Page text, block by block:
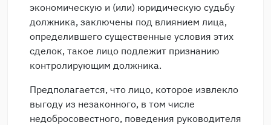
экономическую и (или) юридическую судьбу
должника, заключены под влиянием лица,
определившего существенные условия этих
сделок, такое лицо подлежит признанию
контролирующим должника.
Предполагается, что лицо, которое извлекло
выгоду из незаконного, в том числе
недобросовестного, поведения руководителя